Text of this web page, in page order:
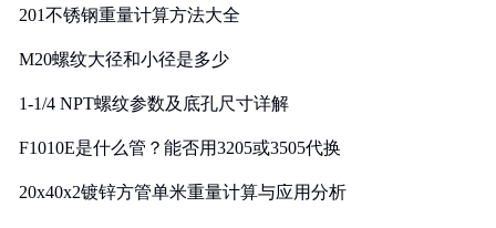
201不锈钢重量计算方法大全
M20螺纹大径和小径是多少
1-1/4 NPT螺纹参数及底孔尺寸详解
F1010E是什么管？能否用3205或3505代换
20x40x2镀锌方管单米重量计算与应用分析